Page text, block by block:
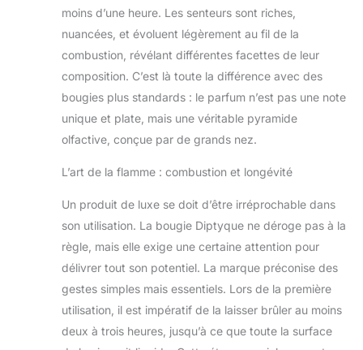
moins d’une heure. Les senteurs sont riches,
nuancées, et évoluent légèrement au fil de la
combustion, révélant différentes facettes de leur
composition. C’est là toute la différence avec des
bougies plus standards : le parfum n’est pas une note
unique et plate, mais une véritable pyramide
olfactive, conçue par de grands nez.
L’art de la flamme : combustion et longévité
Un produit de luxe se doit d’être irréprochable dans
son utilisation. La bougie Diptyque ne déroge pas à la
règle, mais elle exige une certaine attention pour
délivrer tout son potentiel. La marque préconise des
gestes simples mais essentiels. Lors de la première
utilisation, il est impératif de la laisser brûler au moins
deux à trois heures, jusqu’à ce que toute la surface